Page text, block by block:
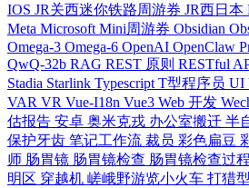
IOS JR关西迷你铁路周游券 JR西日本
Meta Microsoft Mini周游券 Obsidian
Omega-3 Omega-6 OpenAI OpenClaw
QwQ-32b RAG REST 原则 RESTful
Stadia Starlink Typescript T型程序员 UI
VAR VR Vue-I18n Vue3 Web 开发
估报告 安卓 奥米克戎 办公室搬迁 半
保护牙齿 笔记工作流 裁员 彩色扁豆
师 肠胃镜 肠胃镜检查 肠胃镜检查过程
明区 穿越机 嵯峨野游览小火车 打猎